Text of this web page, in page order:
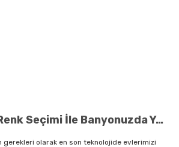
Duşakabinde Renk Seçimi İle Banyonuzda Yeni Bir Dizayn Oluşturabilirsiniz
gerekleri olarak en son teknolojide evlerimizi